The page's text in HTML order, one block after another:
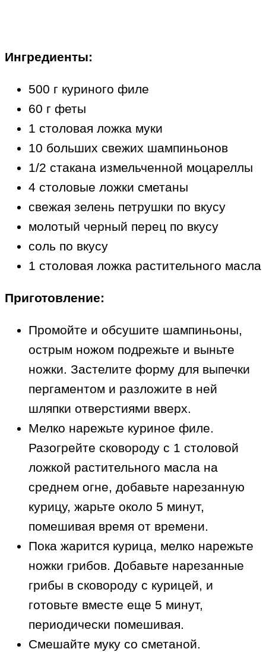
Ингредиенты:
500 г куриного филе
60 г феты
1 столовая ложка муки
10 больших свежих шампиньонов
1/2 стакана измельченной моцареллы
4 столовые ложки сметаны
свежая зелень петрушки по вкусу
молотый черный перец по вкусу
соль по вкусу
1 столовая ложка растительного масла
Приготовление:
Промойте и обсушите шампиньоны,
острым ножом подрежьте и выньте
ножки. Застелите форму для выпечки
пергаментом и разложите в ней
шляпки отверстиями вверх.
Мелко нарежьте куриное филе.
Разогрейте сковороду с 1 столовой
ложкой растительного масла на
среднем огне, добавьте нарезанную
курицу, жарьте около 5 минут,
помешивая время от времени.
Пока жарится курица, мелко нарежьте
ножки грибов. Добавьте нарезанные
грибы в сковороду с курицей, и
готовьте вместе еще 5 минут,
периодически помешивая.
Смешайте муку со сметаной.